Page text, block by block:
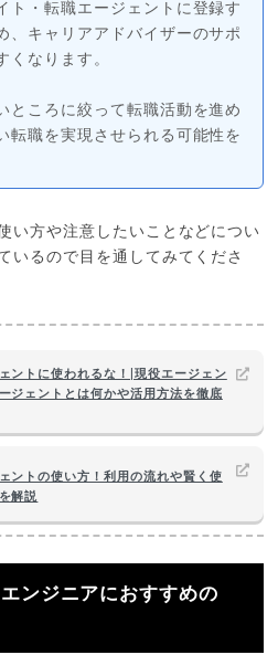
ト・転職エージェントに登録す
、キャリアアドバイザーのサポ
くなります。
ところに絞って転職活動を進め
転職を実現させられる可能性を
い方や注意したいことなどについ
いるので目を通してみてくださ
ントに使われるな！|現役エージェン
ジェントとは何かや活用方法を徹底
ントの使い方！利用の流れや賢く使
解説
ンジニアにおすすめの